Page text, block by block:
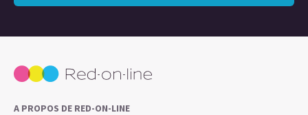
A PROPOS DE RED-ON-LINE